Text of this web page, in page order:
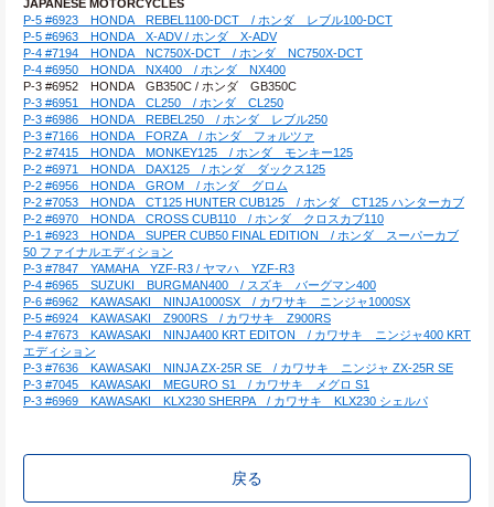
JAPANESE MOTORCYCLES
P-5 #6923　HONDA　REBEL1100-DCT　/ ホンダ　レブル100-DCT
P-5 #6963　HONDA　X-ADV / ホンダ　X-ADV
P-4 #7194　HONDA　NC750X-DCT　/ ホンダ　NC750X-DCT
P-4 #6950　HONDA　NX400　/ ホンダ　NX400
P-3 #6952　HONDA　GB350C / ホンダ　GB350C
P-3 #6951　HONDA　CL250　/ ホンダ　CL250
P-3 #6986　HONDA　REBEL250　/ ホンダ　レブル250
P-3 #7166　HONDA　FORZA　/ ホンダ　フォルツァ
P-2 #7415　HONDA　MONKEY125　/ ホンダ　モンキー125
P-2 #6971　HONDA　DAX125　/ ホンダ　ダックス125
P-2 #6956　HONDA　GROM　/ ホンダ　グロム
P-2 #7053　HONDA　CT125 HUNTER CUB125　/ ホンダ　CT125 ハンターカブ
P-2 #6970　HONDA　CROSS CUB110　/ ホンダ　クロスカブ110
P-1 #6923　HONDA　SUPER CUB50 FINAL EDITION　/ ホンダ　スーパーカブ
50 ファイナルエディション
P-3 #7847　YAMAHA　YZF-R3 / ヤマハ　YZF-R3
P-4 #6965　SUZUKI　BURGMAN400　/ スズキ　バーグマン400
P-6 #6962　KAWASAKI　NINJA1000SX　/ カワサキ　ニンジャ1000SX
P-5 #6924　KAWASAKI　Z900RS　/ カワサキ　Z900RS
P-4 #7673　KAWASAKI　NINJA400 KRT EDITON　/ カワサキ　ニンジャ400 KRT
エディション
P-3 #7636　KAWASAKI　NINJA ZX-25R SE　/ カワサキ　ニンジャ ZX-25R SE
P-3 #7045　KAWASAKI　MEGURO S1　/ カワサキ　メグロ S1
P-3 #6969　KAWASAKI　KLX230 SHERPA　/ カワサキ　KLX230 シェルパ
戻る